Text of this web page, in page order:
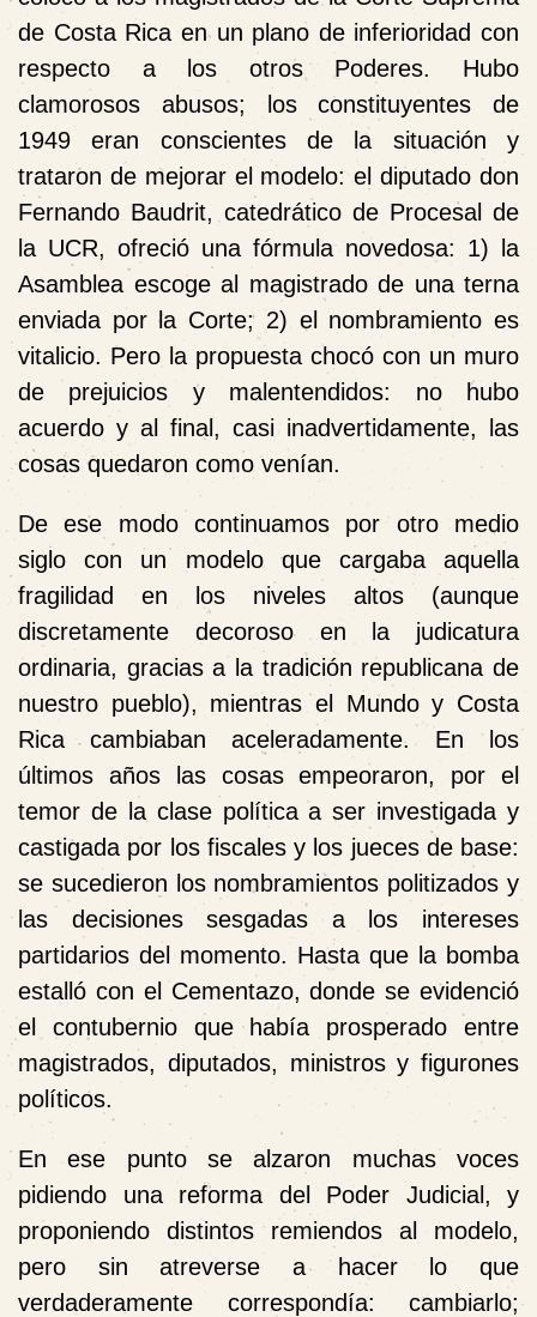
de Costa Rica en un plano de inferioridad con
respecto a los otros Poderes. Hubo
clamorosos abusos; los constituyentes de
1949 eran conscientes de la situación y
trataron de mejorar el modelo: el diputado don
Fernando Baudrit, catedrático de Procesal de
la UCR, ofreció una fórmula novedosa: 1) la
Asamblea escoge al magistrado de una terna
enviada por la Corte; 2) el nombramiento es
vitalicio. Pero la propuesta chocó con un muro
de prejuicios y malentendidos: no hubo
acuerdo y al final, casi inadvertidamente, las
cosas quedaron como venían.
De ese modo continuamos por otro medio
siglo con un modelo que cargaba aquella
fragilidad en los niveles altos (aunque
discretamente decoroso en la judicatura
ordinaria, gracias a la tradición republicana de
nuestro pueblo), mientras el Mundo y Costa
Rica cambiaban aceleradamente. En los
últimos años las cosas empeoraron, por el
temor de la clase política a ser investigada y
castigada por los fiscales y los jueces de base:
se sucedieron los nombramientos politizados y
las decisiones sesgadas a los intereses
partidarios del momento. Hasta que la bomba
estalló con el Cementazo, donde se evidenció
el contubernio que había prosperado entre
magistrados, diputados, ministros y figurones
políticos.
En ese punto se alzaron muchas voces
pidiendo una reforma del Poder Judicial, y
proponiendo distintos remiendos al modelo,
pero sin atreverse a hacer lo que
verdaderamente correspondía: cambiarlo;